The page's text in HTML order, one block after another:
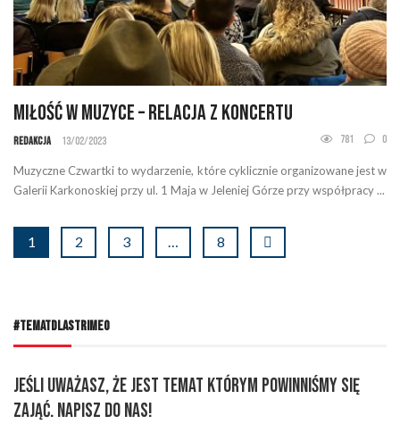
Miłość w muzyce – relacja z koncertu
Redakcja 13/02/2023 781 0
Muzyczne Czwartki to wydarzenie, które cyklicznie organizowane jest w
Galerii Karkonoskiej przy ul. 1 Maja w Jeleniej Górze przy współpracy ...
1 2 3 8
#TEMATDLASTRIMEO
Jeśli uważasz, że jest temat którym powinniśmy się
zająć. Napisz do nas!